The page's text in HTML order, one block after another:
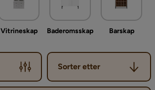
Vitrineskap Baderomsskap Barskap
Sorter etter
Sorter etter